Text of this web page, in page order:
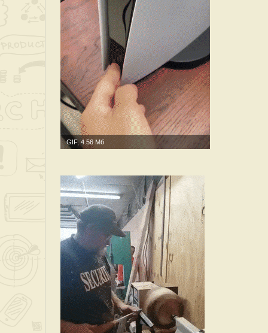
GIF, 4.56 Мб